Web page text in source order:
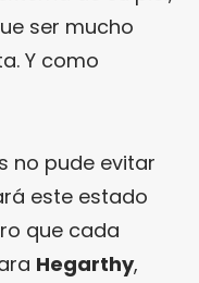
ser mucho
Y como
no pude evitar
este estado
que cada
Hegarthy,